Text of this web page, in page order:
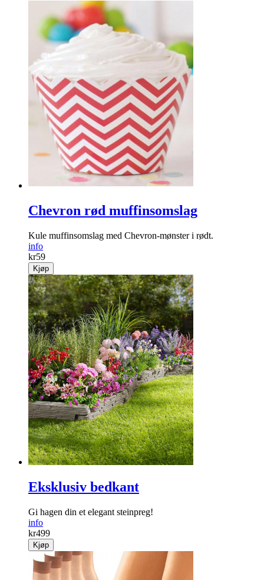
Chevron rød muffinsomslag
Kule muffinsomslag med Chevron-mønster i rødt.
info
kr59
Kjøp
Eksklusiv bedkant
Gi hagen din et elegant steinpreg!
info
kr499
Kjøp